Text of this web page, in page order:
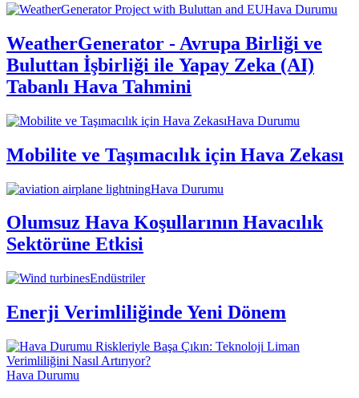
Hava Durumu
WeatherGenerator - Avrupa Birliği ve
Buluttan İşbirliği ile Yapay Zeka (AI)
Tabanlı Hava Tahmini
Hava Durumu
Mobilite ve Taşımacılık için Hava Zekası
Hava Durumu
Olumsuz Hava Koşullarının Havacılık
Sektörüne Etkisi
Endüstriler
Enerji Verimliliğinde Yeni Dönem
Hava Durumu